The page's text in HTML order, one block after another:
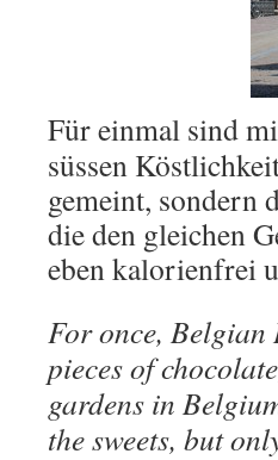
Für einmal sind
süssen
gemeint, sondern
die den gleichen
eben kalorienfrei
For once, Belgian
pieces of
gardens in
the sweets, but